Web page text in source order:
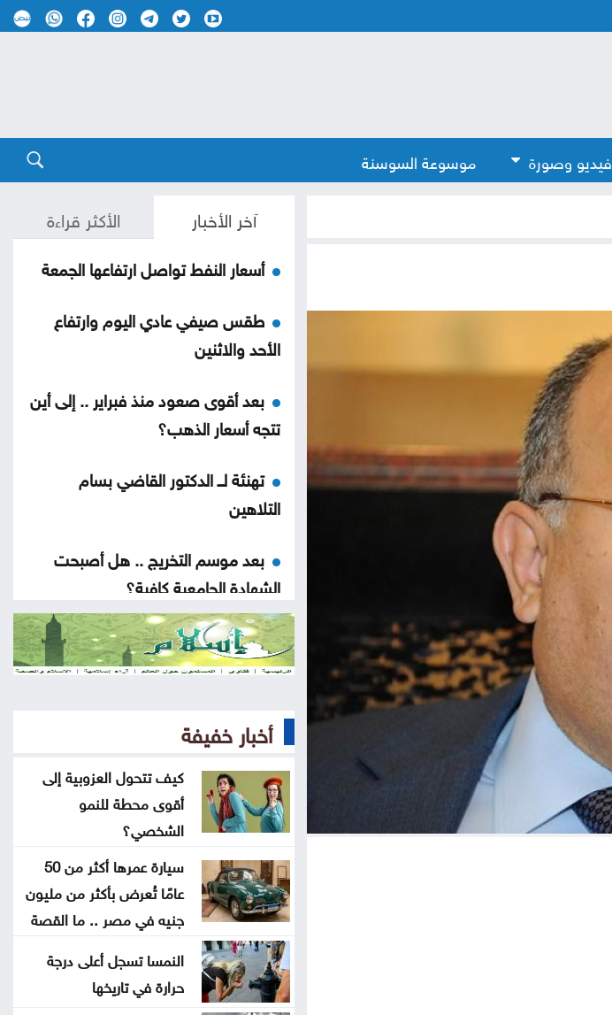
فيديو وصورة موسوعة السوسنة
آخر الأخبار الأكثر قراءة
أسعار النفط تواصل ارتفاعها الجمعة
طقس صيفي عادي اليوم وارتفاع
الأحد والاثنين
بعد أقوى صعود منذ فبراير .. إلى أين
تتجه أسعار الذهب؟
تهنئة لــ الدكتور القاضي بسام
التلاهين
بعد موسم التخريج .. هل أصبحت
الشهادة الجامعية كافية؟
العنف ضد المرأة .. حق ام جريمة
اختيار
أخيراً العالم يكتشف سبتة
هل الزواج علاقة صحية
من كريم خان إلى بيدرو سانشيز…
كلفة الوقوف مع فلسطين
جون إسبوزيتو ومجتمعات الإسلام:
أحد آخر النبلاء
أخبار خفيفة
كيف تتحول العزوبية إلى
أقوى محطة للنمو
الشخصي؟
سيارة عمرها أكثر من 50
عامًا تُعرض بأكثر من مليون
جنيه في مصر .. ما القصة
النمسا تسجل أعلى درجة
حرارة في تاريخها